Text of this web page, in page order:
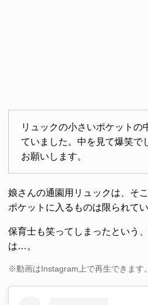
リュックの小さいポケットの
ていました。中を見て爆笑
お願いします。
娘さんの通園用リュックは、そ
ポケットに入るものは限られてい
保育士も笑ってしまったという
は…。
※動画はInstagram上で再生できます。